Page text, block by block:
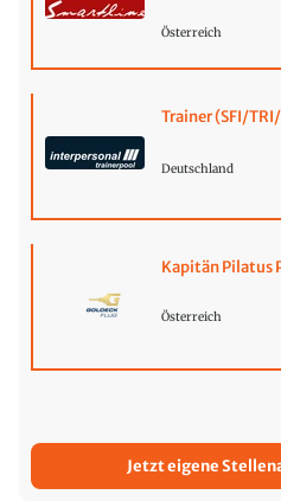
Österreich
Trainer (SFI/
Deutschland
Kapitän Pilatus
Österreich
Jetzt eigene